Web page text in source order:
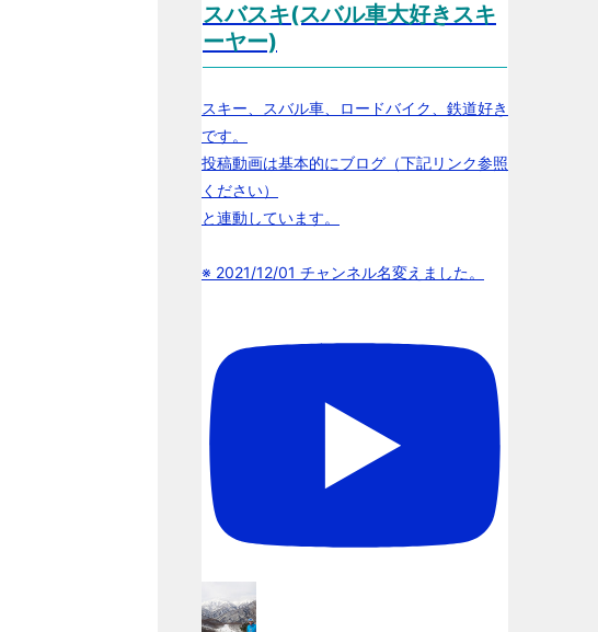
スバスキ(スバル車大好きスキ
ーヤー)
スキー、スバル車、ロードバイク、鉄道好き
です。
投稿動画は基本的にブログ（下記リンク参照
ください）
と連動しています。
※ 2021/12/01 チャンネル名変えました。